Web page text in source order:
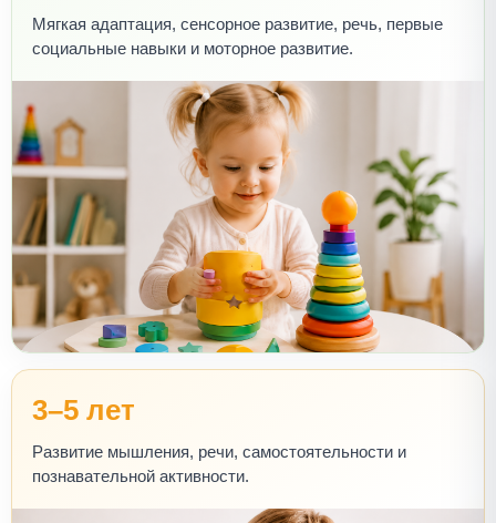
Мягкая адаптация, сенсорное развитие, речь, первые
социальные навыки и моторное развитие.
3–5 лет
Развитие мышления, речи, самостоятельности и
познавательной активности.